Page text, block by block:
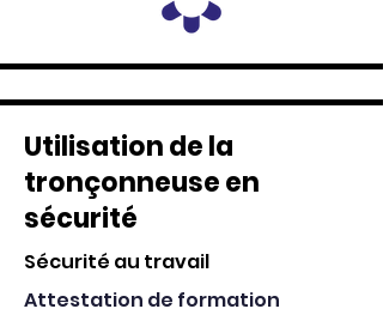
Utilisation de la
tronçonneuse en
sécurité
Sécurité au travail
Attestation de formation